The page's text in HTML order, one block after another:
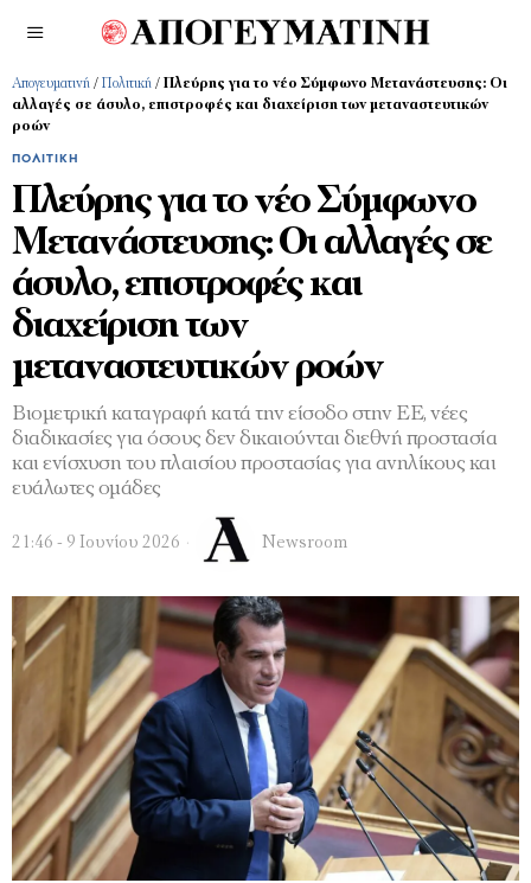
Απογευματινή / Πολιτική / Πλεύρης για το νέο Σύμφωνο Μετανάστευσης: Οι
αλλαγές σε άσυλο, επιστροφές και διαχείριση των μεταναστευτικών
ροών
ΠΟΛΙΤΙΚΉ
Πλεύρης για το νέο Σύμφωνο
Μετανάστευσης: Οι αλλαγές σε
άσυλο, επιστροφές και
διαχείριση των
μεταναστευτικών ροών
Βιομετρική καταγραφή κατά την είσοδο στην ΕΕ, νέες
διαδικασίες για όσους δεν δικαιούνται διεθνή προστασία
και ενίσχυση του πλαισίου προστασίας για ανηλίκους και
ευάλωτες ομάδες
21:46 - 9 Ιουνίου 2026 Newsroom